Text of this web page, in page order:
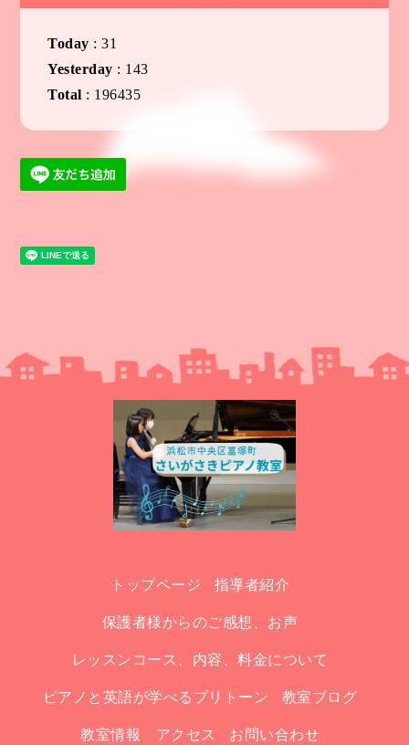
Today :31
Yesterday : 143
Total : 196435
トップページ 指導者紹介
保護者様からのご感想、お声
レッスンコース、内容、料金について
ピアノと英語が学べるプリトーン 教室ブログ
教室情報 アクセス お問い合わせ